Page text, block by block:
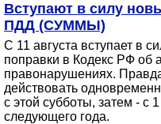
Вступают в силу
ПДД (СУММЫ)
С 11 августа вступает в
поправки в Кодекс РФ об
правонарушениях.
действовать
с этой субботы, затем - с
следующего года.